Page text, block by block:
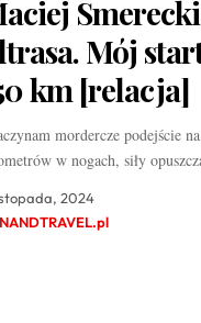
Mój
km [relacja]
mordercze podejście
w nogach, siły
2024